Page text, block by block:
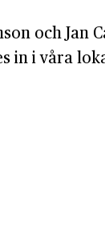
och Jan
in i våra